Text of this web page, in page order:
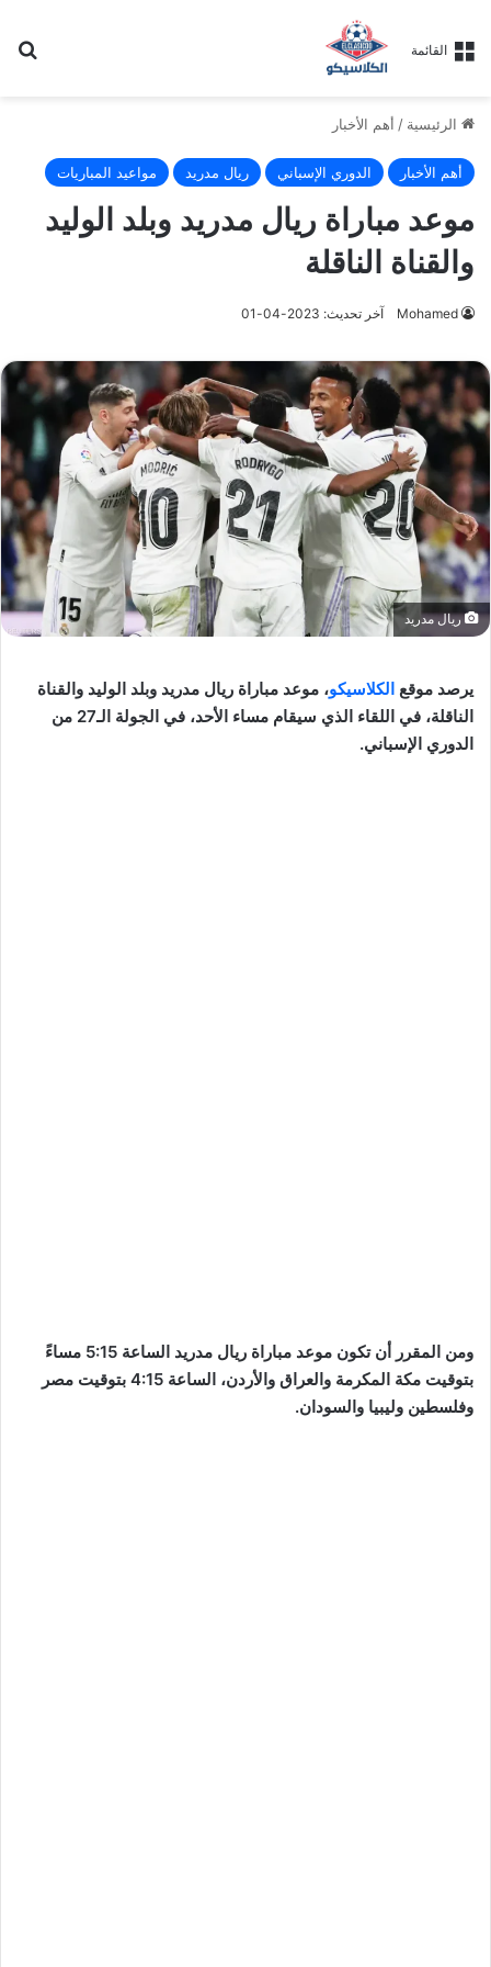
القائمة
الرئيسية / أهم الأخبار
أهم الأخبار الدوري الإسباني ريال مدريد مواعيد المباريات
موعد مباراة ريال مدريد وبلد الوليد
والقناة الناقلة
Mohamed آخر تحديث: 2023-04-01
ريال مدريد
يرصد موقع الكلاسيكو، موعد مباراة ريال مدريد وبلد الوليد والقناة
الناقلة، في اللقاء الذي سيقام مساء الأحد، في الجولة الـ27 من
الدوري الإسباني.
ومن المقرر أن تكون موعد مباراة ريال مدريد الساعة 5:15 مساءً
بتوقيت مكة المكرمة والعراق والأردن، الساعة 4:15 بتوقيت مصر
وفلسطين وليبيا والسودان.